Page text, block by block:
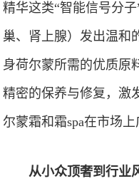
精华这类“智能信号分
巢、肾上腺）发出温和
身荷尔蒙所需的优质原
精密的保养与修复，激
尔蒙霜和霜spa在市场上
从小众顶奢到行业